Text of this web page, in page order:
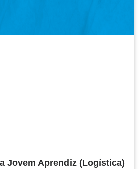
Jovem Aprendiz (Logística)